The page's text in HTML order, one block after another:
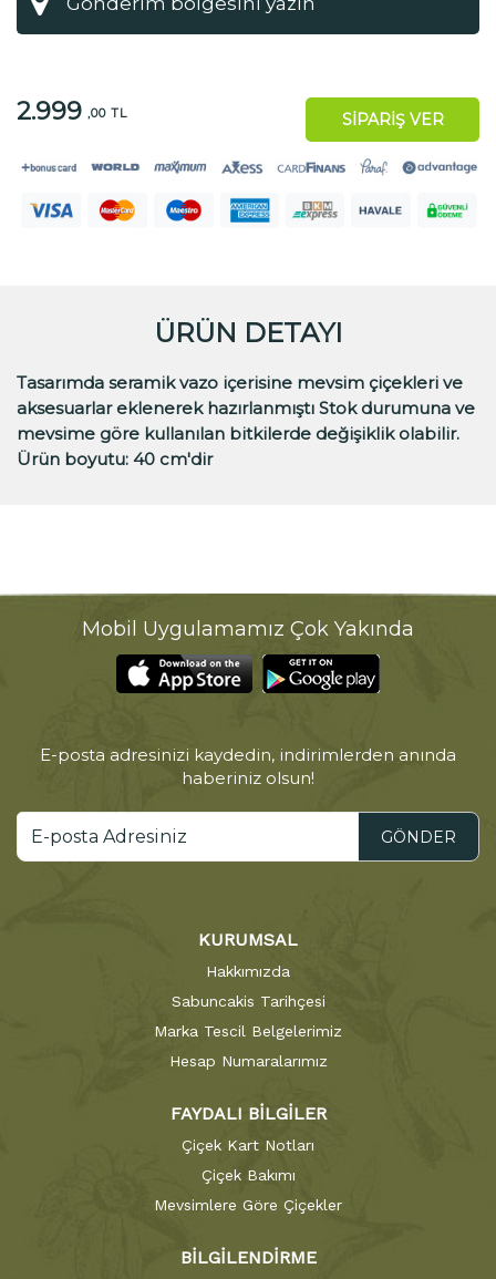
2.999 ,00 TL SİPARİŞ VER
ÜRÜN DETAYI
Tasarımda seramik vazo içerisine mevsim çiçekleri ve
aksesuarlar eklenerek hazırlanmıştı Stok durumuna ve
mevsime göre kullanılan bitkilerde değişiklik olabilir.
Ürün boyutu: 40 cm'dir
Mobil Uygulamamız Çok Yakında
E-posta adresinizi kaydedin, indirimlerden anında
haberiniz olsun!
GÖNDER
KURUMSAL
Hakkımızda
Sabuncakis Tarihçesi
Marka Tescil Belgelerimiz
Hesap Numaralarımız
FAYDALI BİLGİLER
Çiçek Kart Notları
Çiçek Bakımı
Mevsimlere Göre Çiçekler
BİLGİLENDİRME